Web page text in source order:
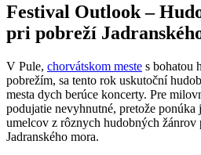
Festival Outlook –
pri pobreží
V Pule, chorvátskom meste s bohatou
pobrežím, sa tento rok uskutoční
mesta dych berúce koncerty. Pre
podujatie nevyhnutné, pretože
umelcov z rôznych hudobných žánrov
Jadranského mora.